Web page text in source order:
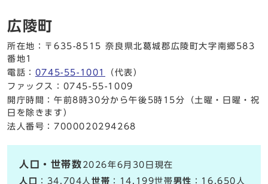
広陵町
所在地：〒635-8515 奈良県北葛城郡広陵町大字南郷583
番地1
電話： 0745-55-1001
（代表）
ファックス：0745-55-1009
開庁時間：午前8時30分から午後5時15分（土曜・日曜・祝
日を除きます）
法人番号：7000020294268
人口・世帯数 2026年6月30日現在
人口
：34,704人世帯 ：14,199世帯男性 ：16,650人